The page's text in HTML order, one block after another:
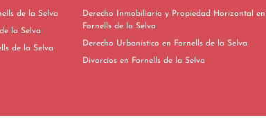
en Fornells de la Selva
de la Selva
en Fornells de la Selva
Derecho Inmobiliario y Propiedad Horizontal en
Fornells de la Selva
Derecho Urbanístico en Fornells de la Selva
Divorcios en Fornells de la Selva